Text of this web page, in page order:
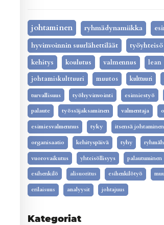
johtaminen ryhmädynamiikka
hyvinvoinnin suurlähettiläät
työyhteisö
kehitys
koulutus valmennus lean
johtamiskulttuuri
muutos kulttuuri
turvallisuus
työhyvinvointi esimiestyö
palaute työssäjaksaminen valmentaja
esimiesvalmennus tyky itsensä johtaminen
organisaatio kehityspäivä tyhy
vuorovaikutus yhteisöllisyys palautuminen
esihenkilö
alisuoritus esihenkilötyö
erilaisuus analyysit johtajuus
Kategoriat